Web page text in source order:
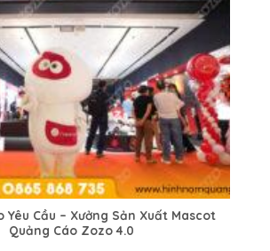
Yêu Cầu – Xưởng Sản Xuất Mascot
Quảng Cáo Zozo 4.0